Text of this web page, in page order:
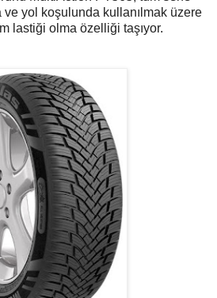
ve yol koşulunda kullanılmak üzere
lastiği olma özelliği taşıyor.